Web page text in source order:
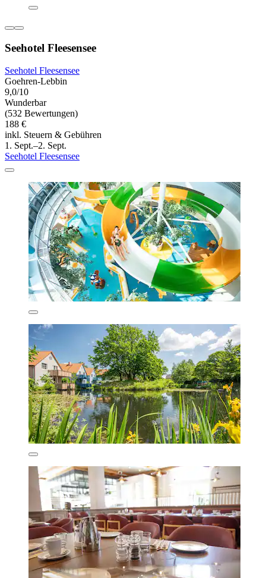
Seehotel Fleesensee
Seehotel Fleesensee
Goehren-Lebbin
9,0/10
Wunderbar
(532 Bewertungen)
188 €
inkl. Steuern & Gebühren
1. Sept.–2. Sept.
Seehotel Fleesensee